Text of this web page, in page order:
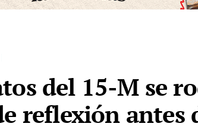
del 15-M se
reflexión antes